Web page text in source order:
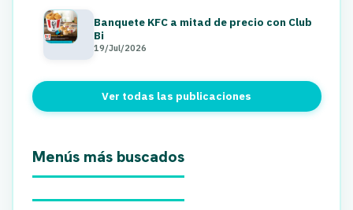
Banquete KFC a mitad de precio con Club
Bi
19/Jul/2026
Ver todas las publicaciones
Menús más buscados